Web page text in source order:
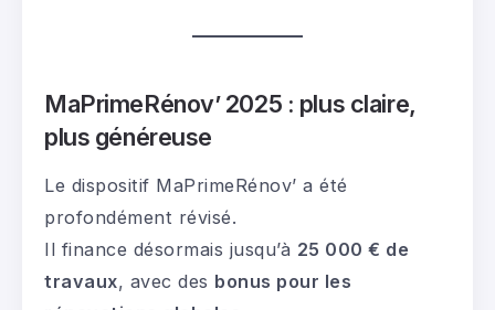
MaPrimeRénov’ 2025 : plus claire,
plus généreuse
Le dispositif MaPrimeRénov’ a été
profondément révisé.
Il finance désormais jusqu’à 25 000 € de
travaux, avec des bonus pour les